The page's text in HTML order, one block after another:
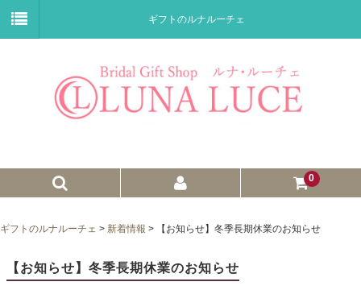
ギフトのルナルーチェ
0
ウェイトドール
ギフトのルナルーチェ > 新着情報 > 【お知らせ】冬季長期休業のお知らせ
【お知らせ】冬季長期休業のお知らせ